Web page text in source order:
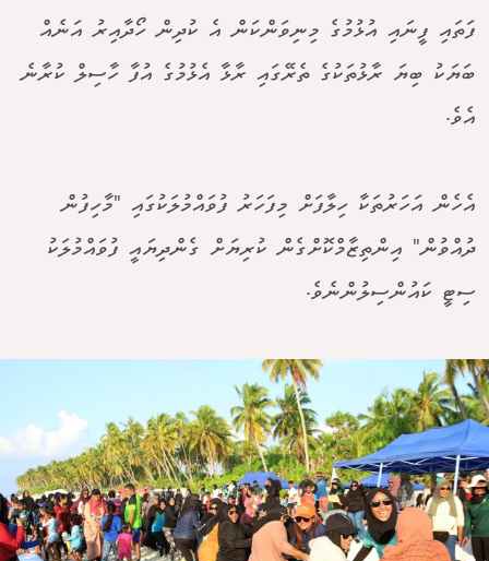
ފަތައި ފީނައި އުޅުމުގެ މިނިވަންކަން އެ ކުދިން ހޯދާއިރު އަނެއް
ބަޔަކު ބިޔަ ރާޅުތަކުގެ ތެރޭގައި ރާޅާ އެޅުމުގެ އުފާ ހާސިލް ކުރާނެ
އެވެ.
އެހެން އަހަރުތަކާ ހިލާފަށް މިފަހަރު ފުވައްމުލަކުގައި "މާހިފުން
ދުއްވުން" އިންތިޒާމްކޮށްގެން ކުރިޔަށް ގެންދިޔައީ ފުވައްމުލަކު
ސިޓީ ކައުންސިލުންނެވެ.